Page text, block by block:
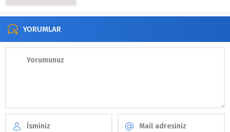
YORUMLAR